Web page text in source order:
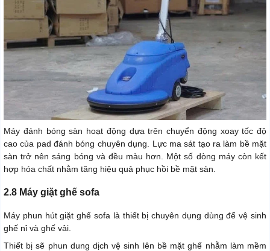
Máy đánh bóng sàn hoạt động dựa trên chuyển động xoay tốc độ
cao của pad đánh bóng chuyên dụng. Lực ma sát tạo ra làm bề mặt
sàn trở nên sáng bóng và đều màu hơn. Một số dòng máy còn kết
hợp hóa chất nhằm tăng hiệu quả phục hồi bề mặt sàn.
2.8 Máy giặt ghế sofa
Máy phun hút giặt ghế sofa là thiết bị chuyên dụng dùng để vệ sinh
ghế nỉ và ghế vải.
Thiết bị sẽ phun dung dịch vệ sinh lên bề mặt ghế nhằm làm mềm